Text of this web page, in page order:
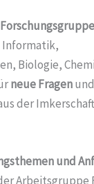
Forschungsgruppe
Informatik,
Biologie,
neue Fragenund
der
und
Arbeitsgruppe